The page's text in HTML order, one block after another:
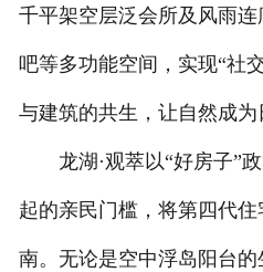
千平架空层泛会所及风雨
吧等多功能空间，实现“社
与建筑的共生，让自然成为
龙湖·观萃以“好房子”政
起的亲民门槛，将第四代
南。无论是空中浮岛阳台的